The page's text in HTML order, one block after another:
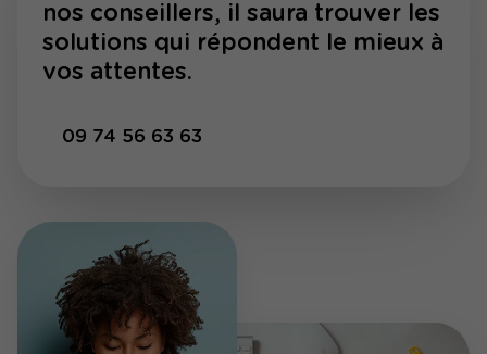
nos conseillers, il saura trouver les
solutions qui répondent le mieux à
vos attentes.
09 74 56 63 63